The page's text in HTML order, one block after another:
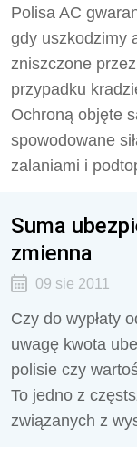
Polisa AC
gdy uszkodzimy
zniszczone
przypadku
Ochroną objęte
spowodowane
zalaniami i
Suma
zmienna
09 sie 2011
Czy do wypłaty
uwagę kwota
polisie czy
To jedno z
związanych z